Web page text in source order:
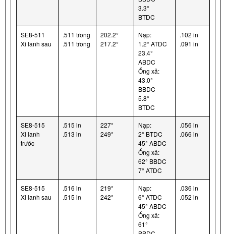
3.3°
BTDC
SE8-511
Xi lanh sau
.511 trong
.511 trong
202.2°
217.2°
Nạp:
1.2° ATDC
23.4°
ABDC
Ống xả:
43.0°
BBDC
5.8°
BTDC
.102 in
.091 in
SE8-515
Xi lanh
trước
.515 in
.513 in
227°
249°
Nạp:
2° BTDC
45° ABDC
Ống xả:
62° BBDC
7° ATDC
.056 in
.066 in
SE8-515
Xi lanh sau
.516 in
.515 in
219°
242°
Nạp:
6° ATDC
45° ABDC
Ống xả:
61°
.036 in
.052 in